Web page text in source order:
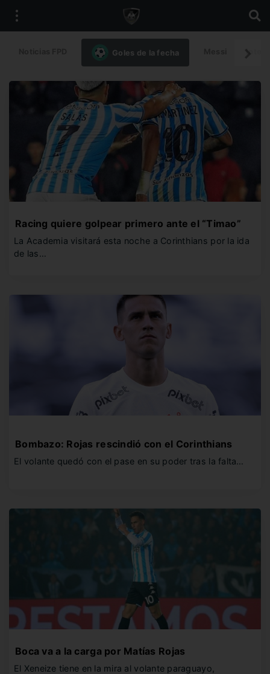
Goles de la fecha
Racing quiere golpear primero ante el “Timao”
La Academia visitará esta noche a Corinthians por la ida
de las…
Bombazo: Rojas rescindió con el Corinthians
El volante quedó con el pase en su poder tras la falta…
Boca va a la carga por Matías Rojas
El Xeneize tiene en la mira al volante paraguayo,